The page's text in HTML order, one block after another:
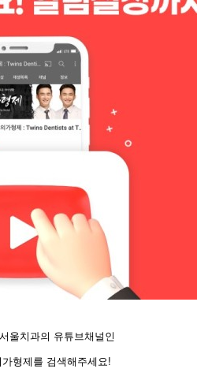
울치과의 유튜브채널인
형제를 검색해주세요!